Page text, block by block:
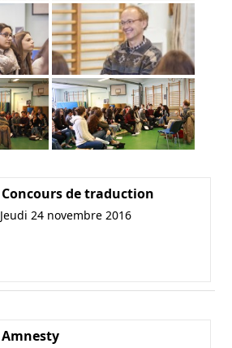
Concours de traduction
Jeudi 24 novembre 2016
Amnesty